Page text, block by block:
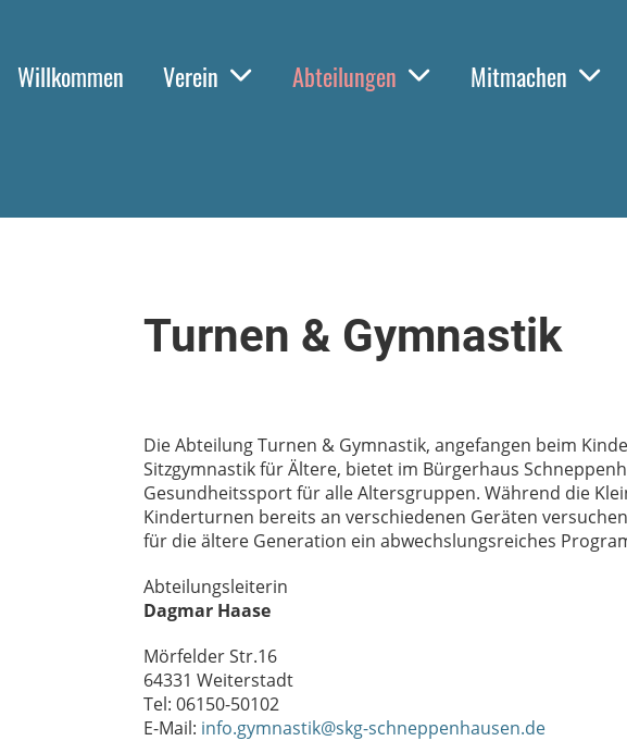
Willkommen Verein Abteilungen Mitmachen
Turnen & Gymnastik
Die Abteilung Turnen & Gymnastik, angefangen beim
Sitzgymnastik für Ältere, bietet im Bürgerhaus
Gesundheitssport für alle Altersgruppen. Während die
Kinderturnen bereits an verschiedenen Geräten
für die ältere Generation ein abwechslungsreiches
Abteilungsleiterin
Dagmar Haase
Mörfelder Str.16
64331 Weiterstadt
Tel: 06150-50102
E-Mail: info.gymnastik@skg-schneppenhausen.de